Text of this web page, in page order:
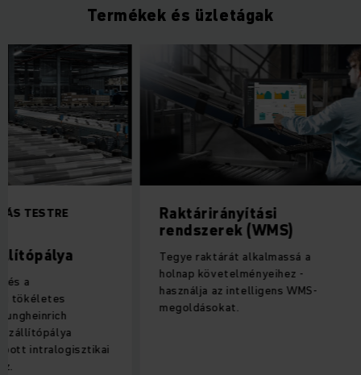
Termékek és üzletágak
TESTRE
és a
tökéletes
intralogisztikai
Raktárirányítási
rendszerek (WMS)
Tegye raktárát alkalmassá a
holnap követelményeihez -
használja az intelligens WMS-
megoldásokat.